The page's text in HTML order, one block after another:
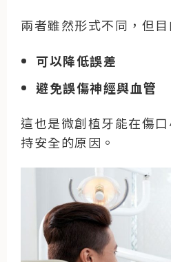
兩者雖然形式不同，但目
可以降低誤差
避免誤傷神經與血管
這也是微創植牙能在傷
持安全的原因。